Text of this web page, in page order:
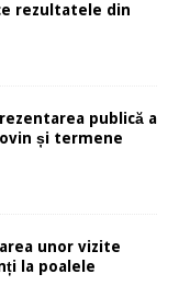
rezultatele din
publică a
și termene
unor vizite
la poalele